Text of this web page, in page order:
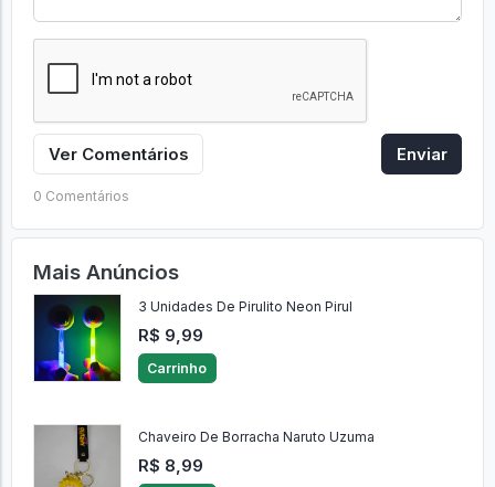
Ver Comentários Enviar
0 Comentários
Mais Anúncios
3 Unidades De Pirulito Neon Pirul
R$ 9,99
Carrinho
Chaveiro De Borracha Naruto Uzuma
R$ 8,99